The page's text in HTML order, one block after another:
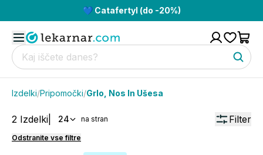
💙 Catafertyl (do -20%)
Izdelki/Pripomočki/Grlo, Nos In Ušesa
2 Izdelki 24 na stran Filter
Odstranite vse filtre